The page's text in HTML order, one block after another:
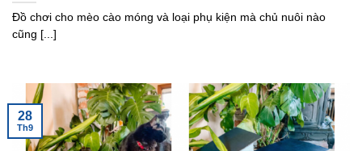
Đồ chơi cho mèo cào móng và loại phụ kiện mà chủ nuôi nào
cũng [...]
28
Th9